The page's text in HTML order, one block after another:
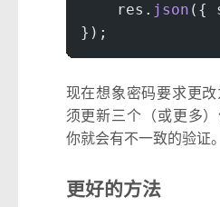
    res.
json ({
});
现在想象密码要求更
须更新三个（或更多）
你就会有不一致的验证。
更好的方法